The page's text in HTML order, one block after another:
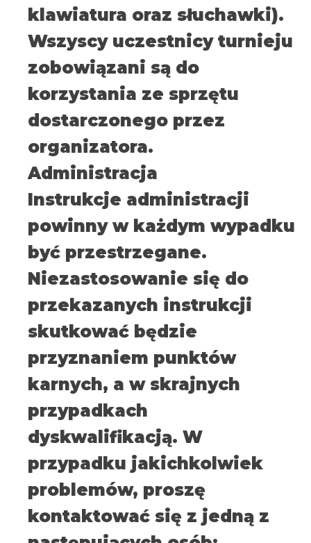
klawiatura oraz słuchawki).
Wszyscy uczestnicy turnieju
zobowiązani są do
korzystania ze sprzętu
dostarczonego przez
organizatora.
Administracja
Instrukcje administracji
powinny w każdym wypadku
być przestrzegane.
Niezastosowanie się do
przekazanych instrukcji
skutkować będzie
przyznaniem punktów
karnych, a w skrajnych
przypadkach
dyskwalifikacją. W
przypadku jakichkolwiek
problemów, proszę
kontaktować się z jedną z